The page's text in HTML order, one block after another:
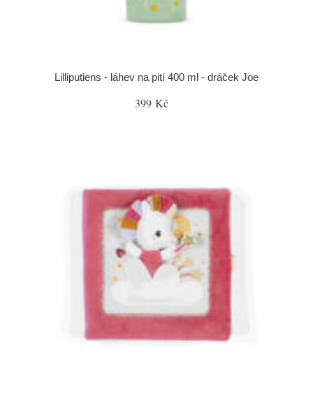
Lilliputiens - láhev na pití 400 ml - dráček Joe
399 Kč